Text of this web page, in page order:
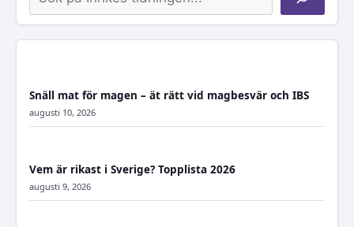
Snäll mat för magen – ät rätt vid magbesvär och IBS
augusti 10, 2026
Vem är rikast i Sverige? Topplista 2026
augusti 9, 2026